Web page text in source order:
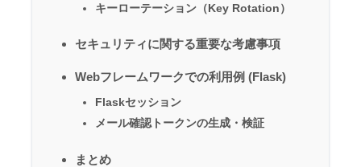
キーローテーション（Key Rotation）
セキュリティに関する重要な考慮事項
Webフレームワークでの利用例 (Flask)
Flaskセッション
メール確認トークンの生成・検証
まとめ